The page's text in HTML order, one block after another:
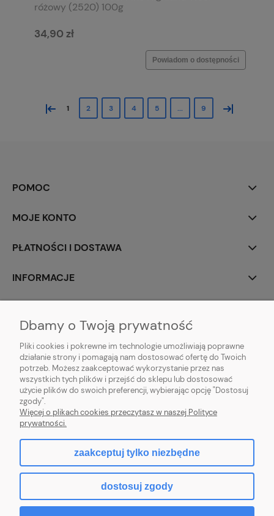
różowy (2520) 100g
34,90 zł
Powiadom o dostępności
« 1 2 3 4 5 ... 9 »
POMOC
MOJE KONTO
PŁATNOŚCI I DOSTAWA
INFORMACJE
animotki Anna Oprzędek
ul. Floriańska 3
41-500 Chorzów
sklep@animotki.pl
tel. 607090859
pokaż pełną wersję strony
Sklep internetowy Shoper.pl
Dbamy o Twoją prywatność
Pliki cookies i pokrewne im technologie umożliwiają poprawne
działanie strony i pomagają nam dostosować ofertę do Twoich
potrzeb. Możesz zaakceptować wykorzystanie przez nas
wszystkich tych plików i przejść do sklepu lub dostosować
użycie plików do swoich preferencji, wybierając opcję "Dostosuj
zgody".
Więcej o plikach cookies przeczytasz w naszej Polityce
prywatności.
zaakceptuj tylko niezbędne
dostosuj zgody